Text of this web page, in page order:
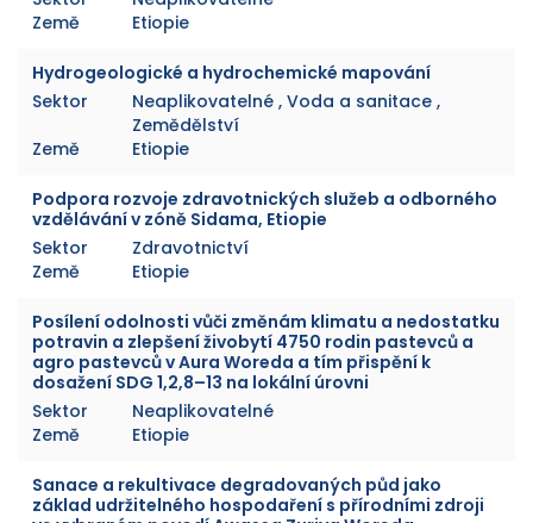
Země
Etiopie
Hydrogeologické a hydrochemické mapování
Sektor
Neaplikovatelné , Voda a sanitace ,
Zemědělství
Země
Etiopie
Podpora rozvoje zdravotnických služeb a odborného
vzdělávání v zóně Sidama, Etiopie
Sektor
Zdravotnictví
Země
Etiopie
Posílení odolnosti vůči změnám klimatu a nedostatku
potravin a zlepšení živobytí 4750 rodin pastevců a
agro pastevců v Aura Woreda a tím přispění k
dosažení SDG 1,2,8–13 na lokální úrovni
Sektor
Neaplikovatelné
Země
Etiopie
Sanace a rekultivace degradovaných půd jako
základ udržitelného hospodaření s přírodními zdroji